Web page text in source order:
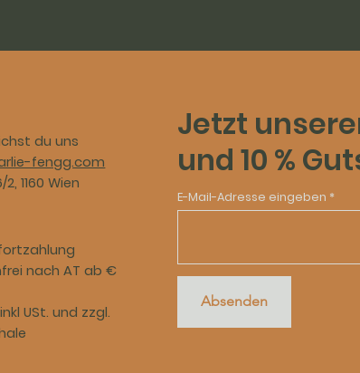
du uns
fengg.com
1160 Wien
nach AT ab €
USt. und zzgl.
Jetzt
und 10 %
E-Mail-Adresse eingeben
Absenden